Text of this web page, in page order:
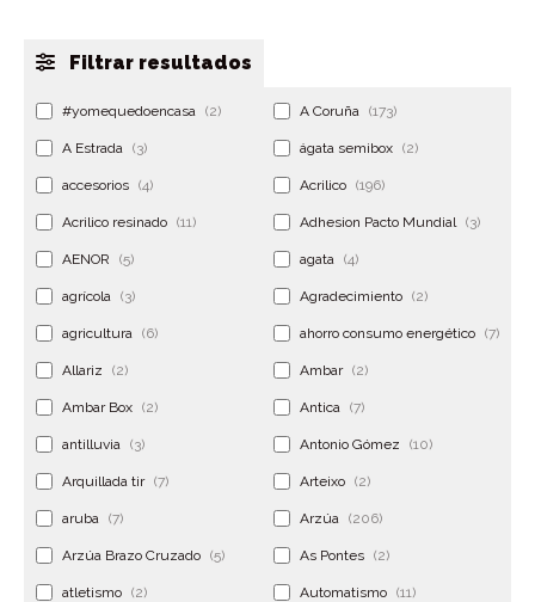
Filtrar resultados
#yomequedoencasa (2) A Coruña (173)
A Estrada (3) ágata semibox (2)
accesorios (4) Acrilico (196)
Acrilico resinado (11) Adhesion Pacto Mundial (3)
AENOR (5) agata (4)
agrícola (3) Agradecimiento (2)
agricultura (6) ahorro consumo energético (7)
Allariz (2) Ambar (2)
Ambar Box (2) Antica (7)
antilluvia (3) Antonio Gómez (10)
Arquillada tir (7) Arteixo (2)
aruba (7) Arzúa (206)
Arzúa Brazo Cruzado (5) As Pontes (2)
atletismo (2) Automatismo (11)